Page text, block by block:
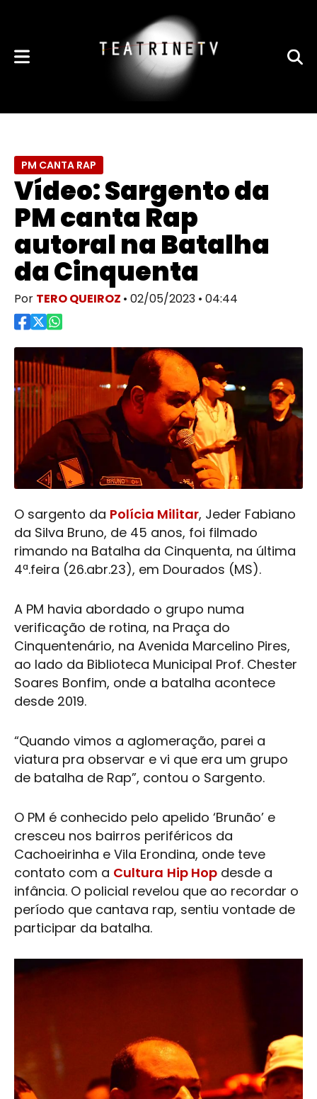
PM CANTA RAP
Vídeo: Sargento da
PM canta Rap
autoral na Batalha
da Cinquenta
Por TERO QUEIROZ • 02/05/2023 • 04:44
O sargento da Polícia Militar, Jeder Fabiano
da Silva Bruno, de 45 anos, foi filmado
rimando na Batalha da Cinquenta, na última
4ª.feira (26.abr.23), em Dourados (MS).
A PM havia abordado o grupo numa
verificação de rotina, na Praça do
Cinquentenário, na Avenida Marcelino Pires,
ao lado da Biblioteca Municipal Prof. Chester
Soares Bonfim, onde a batalha acontece
desde 2019.
“Quando vimos a aglomeração, parei a
viatura pra observar e vi que era um grupo
de batalha de Rap”, contou o Sargento.
O PM é conhecido pelo apelido ‘Brunão’ e
cresceu nos bairros periféricos da
Cachoeirinha e Vila Erondina, onde teve
contato com a Cultura Hip Hop desde a
infância. O policial revelou que ao recordar o
período que cantava rap, sentiu vontade de
participar da batalha.